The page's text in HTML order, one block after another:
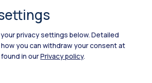
privacy settings below. Detailed
you can withdraw your consent at
in ourPrivacy policy.